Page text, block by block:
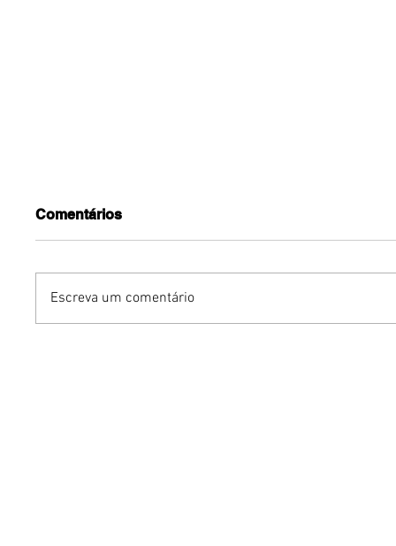
Comentários
Escreva um comentário